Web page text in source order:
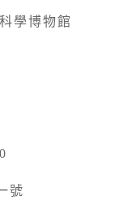
學博物館
號